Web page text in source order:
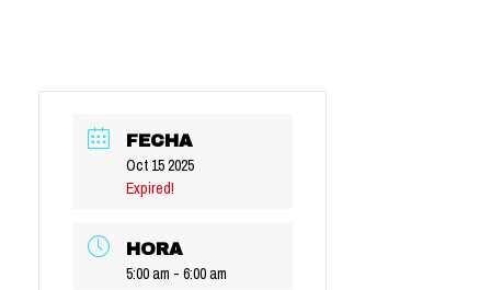
FECHA
Oct 15 2025
Expired!
HORA
5:00 am - 6:00 am